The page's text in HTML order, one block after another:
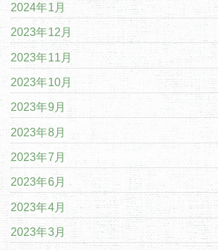
2024年1月
2023年12月
2023年11月
2023年10月
2023年9月
2023年8月
2023年7月
2023年6月
2023年4月
2023年3月